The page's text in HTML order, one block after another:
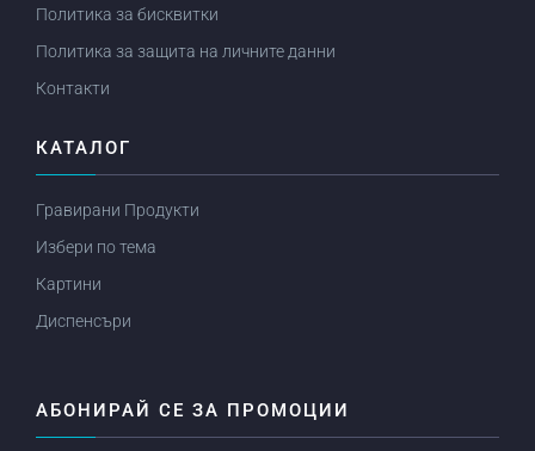
Политика за бисквитки
Политика за защита на личните данни
Контакти
КАТАЛОГ
Гравирани Продукти
Избери по тема
Картини
Диспенсъри
АБОНИРАЙ СЕ ЗА ПРОМОЦИИ